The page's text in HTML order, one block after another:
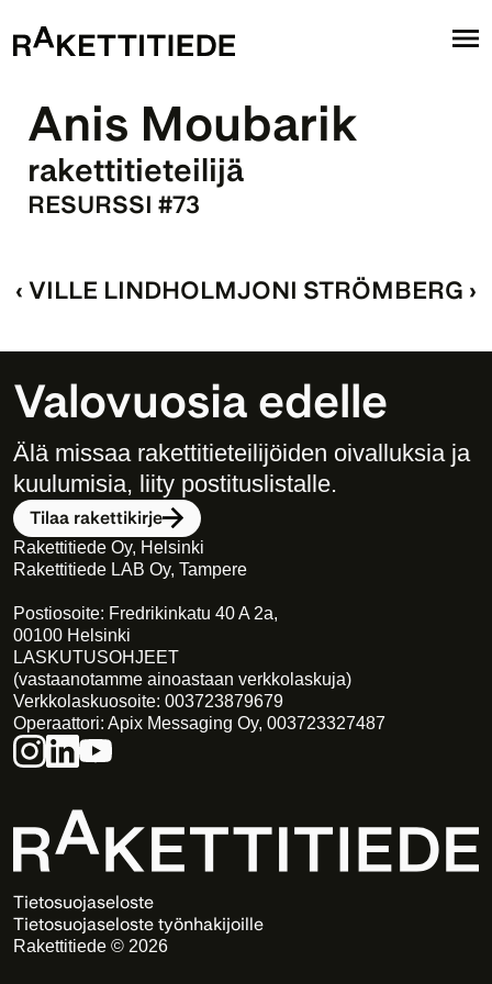
Anis Moubarik
rakettitieteilijä
RESURSSI #73
‹ VILLE LINDHOLMJONI STRÖMBERG ›
Valovuosia edelle
Älä missaa rakettitieteilijöiden oivalluksia ja
kuulumisia, liity postituslistalle.
Tilaa rakettikirje
Rakettitiede Oy, Helsinki
Rakettitiede LAB Oy, Tampere
Postiosoite: Fredrikinkatu 40 A 2a,
00100 Helsinki
LASKUTUSOHJEET
(vastaanotamme ainoastaan verkkolaskuja)
Verkkolaskuosoite: 003723879679
Operaattori: Apix Messaging Oy, 003723327487
Tietosuojaseloste
Tietosuojaseloste työnhakijoille
Rakettitiede © 2026